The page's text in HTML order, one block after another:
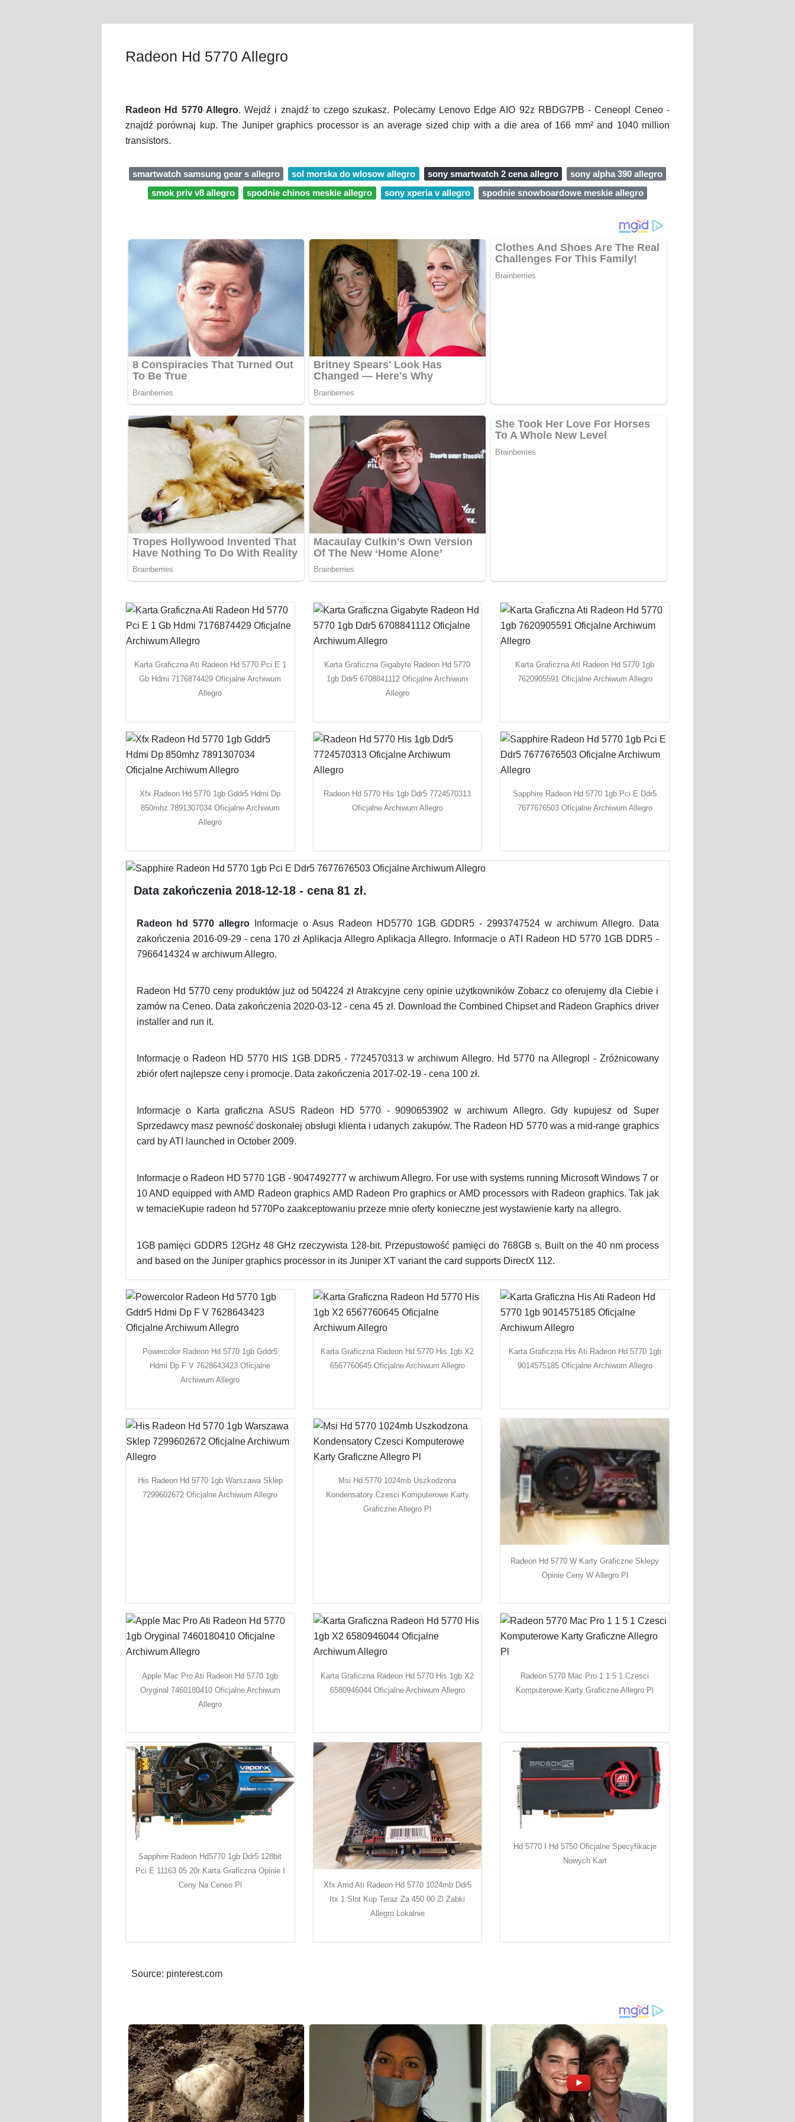
Radeon Hd 5770 Allegro
Radeon Hd 5770 Allegro. Wejdź i znajdź to czego szukasz. Polecamy Lenovo Edge AIO 92z RBDG7PB - Ceneopl Ceneo -
znajdź porównaj kup. The Juniper graphics processor is an average sized chip with a die area of 166 mm² and 1040 million
transistors.
smartwatch samsung gear s allegro sol morska do wlosow allegro sony smartwatch 2 cena allegro
sony alpha 390 allegro
smok priv v8 allegro
spodnie chinos meskie allegro sony xperia v allegro spodnie snowboardowe meskie allegro
Karta Graficzna Ati Radeon Hd 5770 Pci E 1
Gb Hdmi 7176874429 Oficjalne Archiwum
Allegro
Karta Graficzna Gigabyte Radeon Hd 5770
1gb Ddr5 6708841112 Oficjalne Archiwum
Allegro
Karta Graficzna Ati Radeon Hd 5770 1gb
7620905591 Oficjalne Archiwum Allegro
Xfx Radeon Hd 5770 1gb Gddr5 Hdmi Dp
850mhz 7891307034 Oficjalne Archiwum
Allegro
Radeon Hd 5770 His 1gb Ddr5 7724570313
Oficjalne Archiwum Allegro
Sapphire Radeon Hd 5770 1gb Pci E Ddr5
7677676503 Oficjalne Archiwum Allegro
Data zakończenia 2018-12-18 - cena 81 zł.
Radeon hd 5770 allegro Informacje o Asus Radeon HD5770 1GB GDDR5 - 2993747524 w archiwum Allegro. Data
zakończenia 2016-09-29 - cena 170 zł Aplikacja Allegro Aplikacja Allegro. Informacje o ATI Radeon HD 5770 1GB DDR5 -
7966414324 w archiwum Allegro.
Radeon Hd 5770 ceny produktów już od 504224 zł Atrakcyjne ceny opinie użytkowników Zobacz co oferujemy dla Ciebie i
zamów na Ceneo. Data zakończenia 2020-03-12 - cena 45 zł. Download the Combined Chipset and Radeon Graphics driver
installer and run it.
Informacje o Radeon HD 5770 HIS 1GB DDR5 - 7724570313 w archiwum Allegro. Hd 5770 na Allegropl - Zróżnicowany
zbiór ofert najlepsze ceny i promocje. Data zakończenia 2017-02-19 - cena 100 zł.
Informacje o Karta graficzna ASUS Radeon HD 5770 - 9090653902 w archiwum Allegro. Gdy kupujesz od Super
Sprzedawcy masz pewność doskonałej obsługi klienta i udanych zakupów. The Radeon HD 5770 was a mid-range graphics
card by ATI launched in October 2009.
Informacje o Radeon HD 5770 1GB - 9047492777 w archiwum Allegro. For use with systems running Microsoft Windows 7 or
10 AND equipped with AMD Radeon graphics AMD Radeon Pro graphics or AMD processors with Radeon graphics. Tak jak
w temacieKupie radeon hd 5770Po zaakceptowaniu przeze mnie oferty konieczne jest wystawienie karty na allegro.
1GB pamięci GDDR5 12GHz 48 GHz rzeczywista 128-bit. Przepustowość pamięci do 768GB s. Built on the 40 nm process
and based on the Juniper graphics processor in its Juniper XT variant the card supports DirectX 112.
Powercolor Radeon Hd 5770 1gb Gddr5
Hdmi Dp F V 7628643423 Oficjalne
Archiwum Allegro
Karta Graficzna Radeon Hd 5770 His 1gb X2
6567760645 Oficjalne Archiwum Allegro
Karta Graficzna His Ati Radeon Hd 5770 1gb
9014575185 Oficjalne Archiwum Allegro
His Radeon Hd 5770 1gb Warszawa Sklep
7299602672 Oficjalne Archiwum Allegro
Msi Hd 5770 1024mb Uszkodzona
Kondensatory Czesci Komputerowe Karty
Graficzne Allegro Pl
Radeon Hd 5770 W Karty Graficzne Sklepy
Opinie Ceny W Allegro Pl
Apple Mac Pro Ati Radeon Hd 5770 1gb
Oryginal 7460180410 Oficjalne Archiwum
Allegro
Karta Graficzna Radeon Hd 5770 His 1gb X2
6580946044 Oficjalne Archiwum Allegro
Radeon 5770 Mac Pro 1 1 5 1 Czesci
Komputerowe Karty Graficzne Allegro Pl
Sapphire Radeon Hd5770 1gb Ddr5 128bit
Pci E 11163 05 20r Karta Graficzna Opinie I
Ceny Na Ceneo Pl
Xfx Amd Ati Radeon Hd 5770 1024mb Ddr5
Itx 1 Slot Kup Teraz Za 450 00 Zl Zabki
Allegro Lokalnie
Hd 5770 I Hd 5750 Oficjalne Specyfikacje
Nowych Kart
Source: pinterest.com